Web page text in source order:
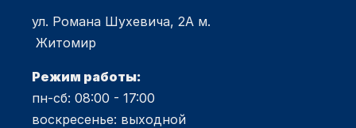
ул. Романа Шухевича, 2А м.
Житомир
Режим работы:
пн-сб: 08:00 - 17:00
воскресенье: выходной